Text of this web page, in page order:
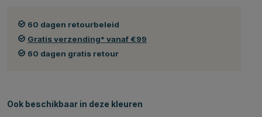
60 dagen retourbeleid
Gratis verzending* vanaf €99
60 dagen gratis retour
Ook beschikbaar in deze kleuren